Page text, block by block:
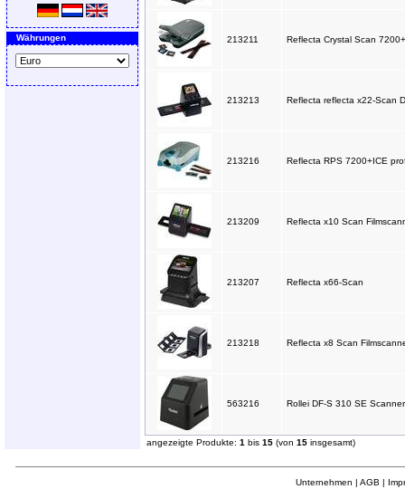
Währungen 213211 Reflecta Crystal Scan
213213 Reflecta reflecta x22-Scan
213216 Reflecta RPS 7200+ICE
213209 Reflecta x10 Scan
213207 Reflecta x66-Scan
213218 Reflecta x8 Scan
563216 Rollei DF-S 310 SE
angezeigte Produkte: 1 bis 15 (von 15 insgesamt)
Unternehmen | AGB |